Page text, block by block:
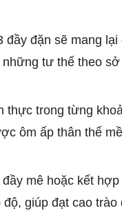
đầy đặn sẽ mang lại
tư thế theo
thực trong từng
ôm ấp thân thể
mê hoặc kết
giúp đạt cao trào